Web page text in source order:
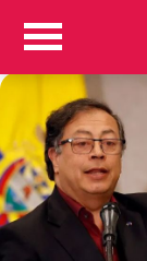
Colombia
Judicial
Politica
Regiones
Deportes
Positivas
Entretenimiento